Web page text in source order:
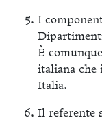
I
È
italiana che
Italia.
Il referente